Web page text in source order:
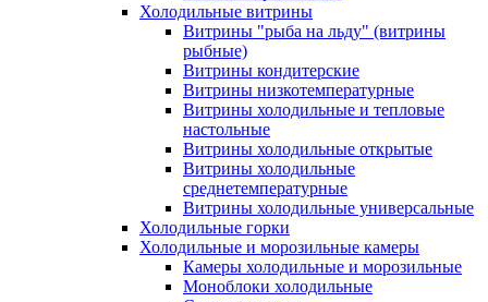
Холодильные витрины
Витрины "рыба на льду" (витрины
рыбные)
Витрины кондитерские
Витрины низкотемпературные
Витрины холодильные и тепловые
настольные
Витрины холодильные открытые
Витрины холодильные
среднетемпературные
Витрины холодильные универсальные
Холодильные горки
Холодильные и морозильные камеры
Камеры холодильные и морозильные
Моноблоки холодильные